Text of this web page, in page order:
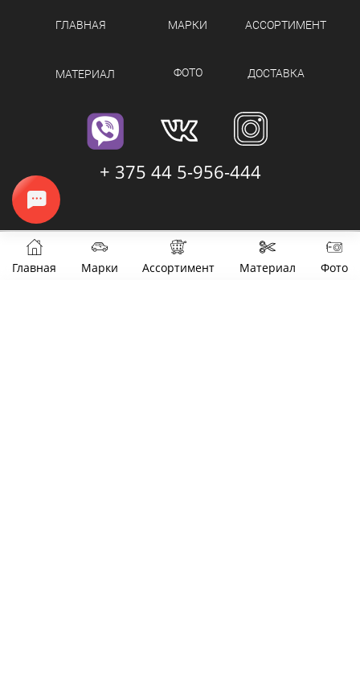
Главная Марки Ассортимент Материал Фото
ГЛАВНАЯ
МАТЕРИАЛ
МАРКИ
ФОТО
АССОРТИМЕНТ
ДОСТАВКА
+ 375 44 5-956-444